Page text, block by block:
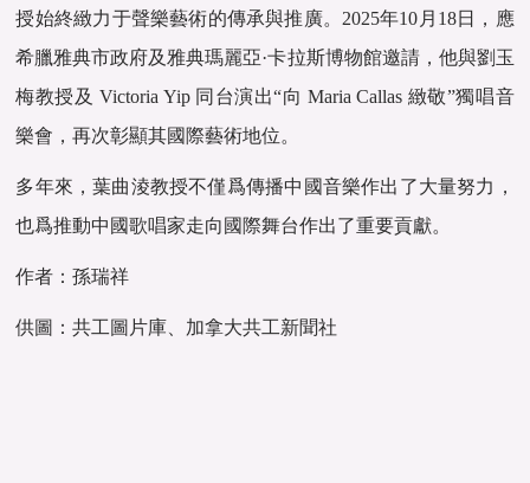
授始終緻力于聲樂藝術的傳承與推廣。2025年10月18日，應
希臘雅典市政府及雅典瑪麗亞·卡拉斯博物館邀請，他與劉玉
梅教授及 Victoria Yip 同台演出“向 Maria Callas 緻敬”獨唱音
樂會，再次彰顯其國際藝術地位。
多年來，葉曲淩教授不僅爲傳播中國音樂作出了大量努力，
也爲推動中國歌唱家走向國際舞台作出了重要貢獻。
作者：孫瑞祥
供圖：共工圖片庫、加拿大共工新聞社